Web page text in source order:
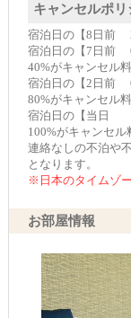
キャンセルポリ
宿泊日の【8日前
宿泊日の【7日前
40%がキャンセル
宿泊日の【2日前
80%がキャンセル
宿泊日の【当日
100%がキャンセル
連絡なしの不泊や
となります。
※日本のタイムゾ
お部屋情報